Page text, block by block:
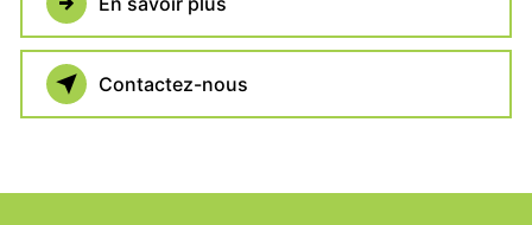
Contactez-nous